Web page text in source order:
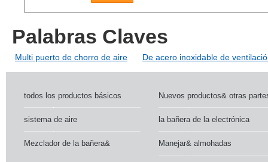
Palabras Claves
Multi puerto de chorro de aire De acero inoxidable de
todos los productos básicos Nuevos productos& otras
sistema de aire la bañera de la electrónica
Mezclador de la bañera& Manejar& almohadas